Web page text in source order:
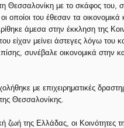
Θεσσαλονίκη με το σκάφος του,
οποίοι του έθεσαν τα οικονομικά
άμεσα στην έκκληση της
είχαν μείνει άστεγες λόγω του
συνέβαλε οικονομικά στην
με επιχειρηματικές
Θεσσαλονίκης.
ζωή της Ελλάδας, οι Κοινότητες